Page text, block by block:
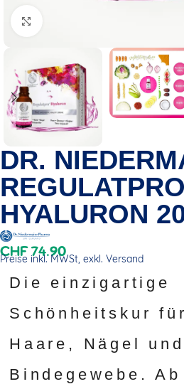
DR.
HYALURON
CHF 74.90
Preise inkl. MWSt, exkl. Versand
Die einzigartige
Schönheitskur
Haare, Nägel und
Bindegewebe.